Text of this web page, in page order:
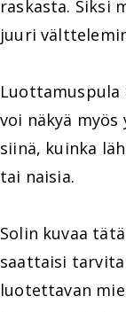
raskasta. Siksi
juuri
Luottamuspula
voi näkyä myös
siinä, kuinka
tai naisia.
Solin kuvaa
saattaisi
luotettavan